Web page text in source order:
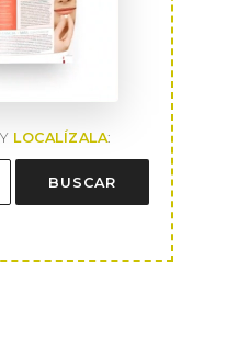
LOCALÍZALA:
BUSCAR